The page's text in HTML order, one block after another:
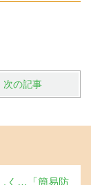
次の記事
く…「簡易防